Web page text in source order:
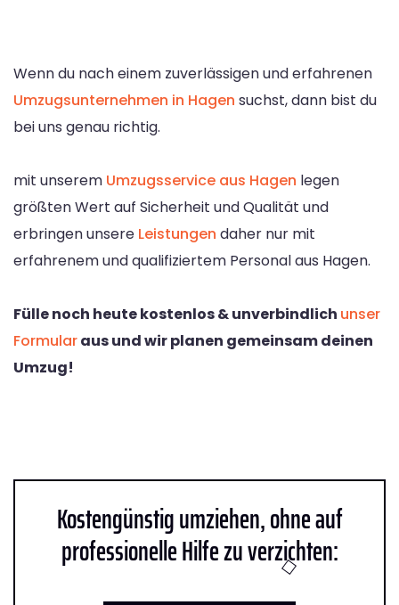
Wenn du nach einem zuverlässigen und erfahrenen
Umzugsunternehmen in Hagen suchst, dann bist du
bei uns genau richtig.
mit unserem Umzugsservice aus Hagen legen
größten Wert auf Sicherheit und Qualität und
erbringen unsere Leistungen daher nur mit
erfahrenem und qualifiziertem Personal aus Hagen.
Fülle noch heute kostenlos & unverbindlich unser
Formularaus und wir planen gemeinsam deinen
Umzug!
Kostengünstig umziehen, ohne auf
professionelle Hilfe zu verzichten: